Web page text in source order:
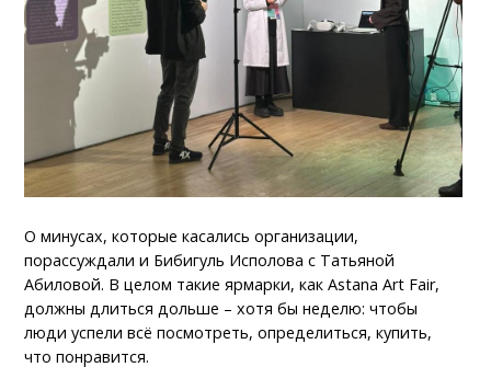
О минусах, которые касались организации,
порассуждали и Бибигуль Исполова с Татьяной
Абиловой. В целом такие ярмарки, как Astana Art Fair,
должны длиться дольше – хотя бы неделю: чтобы
люди успели всё посмотреть, определиться, купить,
что понравится.